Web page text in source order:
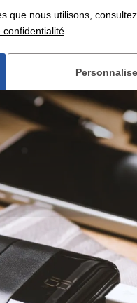
que nous utilisons,
confidentialité